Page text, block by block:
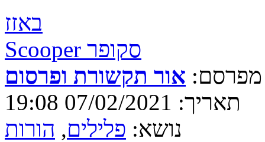
באזז
Scooper סקופר
מפרסם: אור תקשורת ופרסום
תאריך: 07/02/2021 19:08
נושא: פלילים, הורות